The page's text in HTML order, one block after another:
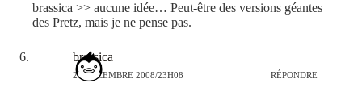
brassica >> aucune idée… Peut-être des versions géantes
des Pretz, mais je ne pense pas.
brassica
26 DÉCEMBRE 2008/23H08 RÉPONDRE